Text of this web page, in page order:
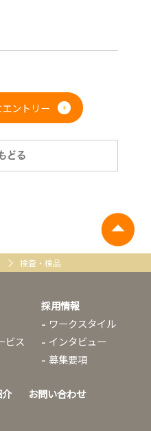
ントリー
どる
検査・検品
ビス
採用情報
ワークスタイル
インタビュー
募集要項
お問い合わせ